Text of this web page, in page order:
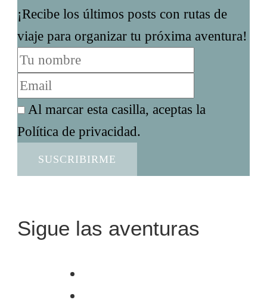
¡Recibe los últimos posts con rutas de
viaje para organizar tu próxima aventura!
Al marcar esta casilla, aceptas la
Política de privacidad.
Sigue las aventuras